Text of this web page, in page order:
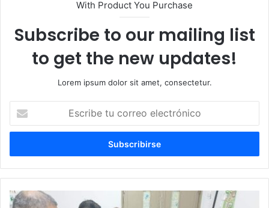
With Product You Purchase
Subscribe to our mailing list
to get the new updates!
Lorem ipsum dolor sit amet, consectetur.
correo